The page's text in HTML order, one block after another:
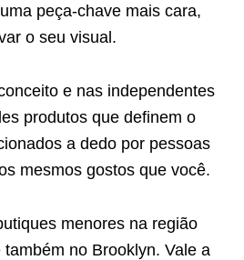
peça-chave mais cara,
o seu visual.
e nas independentes
produtos que definem o
a dedo por pessoas
mesmos gostos que você.
menores na região
no Brooklyn. Vale a